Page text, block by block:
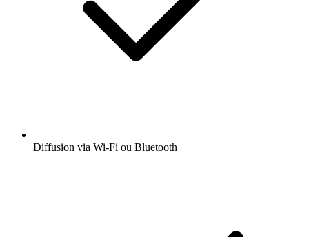
Diffusion via Wi-Fi ou Bluetooth